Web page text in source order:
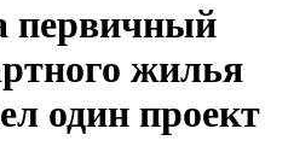
первичный
жилья
один проект